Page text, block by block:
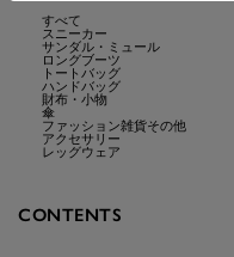
すべて
スニーカー
サンダル・ミュール
ロングブーツ
トートバッグ
ハンドバッグ
財布・小物
傘
ファッション雑貨その他
アクセサリー
レッグウェア
CONTENTS